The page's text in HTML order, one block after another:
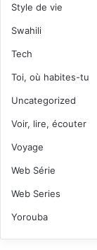
Style de vie
Swahili
Tech
Toi, où habites-tu
Uncategorized
Voir, lire, écouter
Voyage
Web Série
Web Series
Yorouba